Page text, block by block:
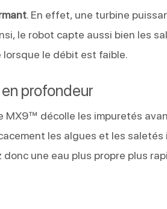
. En effet, une turbine
le robot capte aussi bien les
lorsque le débit est faible.
profondeur
MX9™ décolle les impuretés
les algues et les
une eau plus propre plus